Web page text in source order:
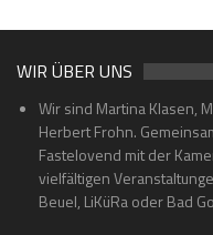
WIR ÜBER UNS
Wir sind Martina Klasen,
Herbert Frohn.
Fastelovend mit der
vielfältigen
Beuel, LiKüRa oder Bad